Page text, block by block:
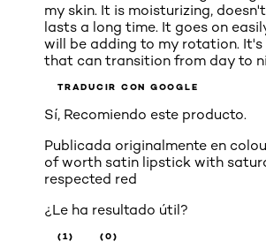
my skin. It is moisturizing,
lasts a long time. It goes on
will be adding to my rotation. It's
that can transition from day to
TRADUCIR CON GOOGLE
Sí, Recomiendo este producto.
Publicada originalmente en
of worth satin lipstick with
respected red
¿Le ha resultado útil?
(1) (0)